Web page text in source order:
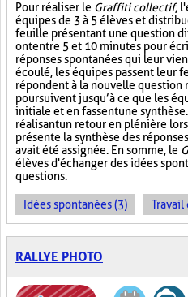
Pour réaliser le Graffiti collectif,
équipes de 3 à 5 élèves et
feuille présentant une question
ont entre 5 et 10 minutes pour
réponses spontanées qui leur
écoulé, les équipes passent leur
répondent à la nouvelle question
poursuivent jusqu’à ce que les
initiale et en fassent une
réalisant un retour en plénière
présente la synthèse des
avait été assignée. En somme, le
élèves d'échanger des idées
questions.
Idées spontanées (3) Travail
RALLYE PHOTO